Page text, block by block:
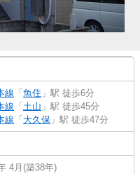
線 「 魚住 」駅 徒歩6分
線 「 土山 」駅 徒歩45分
線 「 大久保 」駅 徒歩47分
4月(築38年)